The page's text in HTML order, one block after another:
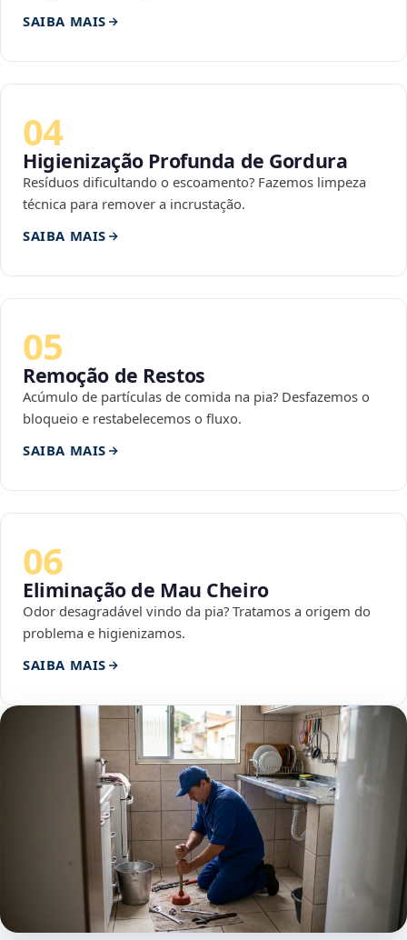
SAIBA MAIS
04
Higienização Profunda de Gordura
Resíduos dificultando o escoamento? Fazemos limpeza
técnica para remover a incrustação.
SAIBA MAIS
05
Remoção de Restos
Acúmulo de partículas de comida na pia? Desfazemos o
bloqueio e restabelecemos o fluxo.
SAIBA MAIS
06
Eliminação de Mau Cheiro
Odor desagradável vindo da pia? Tratamos a origem do
problema e higienizamos.
SAIBA MAIS